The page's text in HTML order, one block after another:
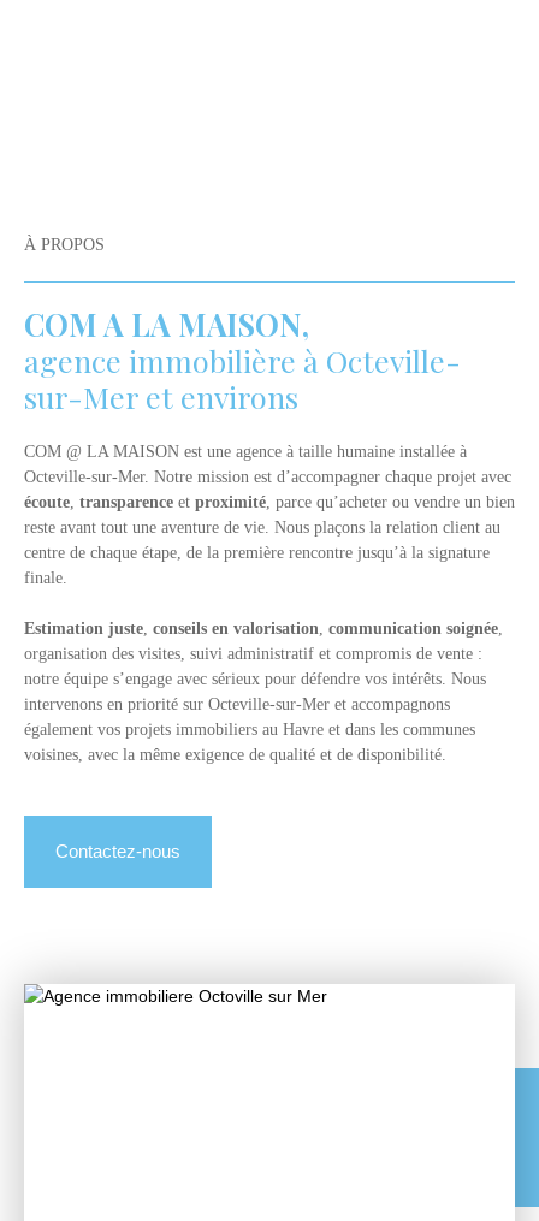
À PROPOS
COM A LA MAISON,
agence immobilière à Octeville-
sur-Mer et environs
COM @ LA MAISON est une agence à taille humaine installée à
Octeville-sur-Mer. Notre mission est d’accompagner chaque projet avec
écoute transparence et proximité , parce qu’acheter ou vendre un bien
reste avant tout une aventure de vie. Nous plaçons la relation client au
centre de chaque étape, de la première rencontre jusqu’à la signature
finale.
Estimation juste conseils en valorisation communication soignée
organisation des visites, suivi administratif et compromis de vente :
notre équipe s’engage avec sérieux pour défendre vos intérêts. Nous
intervenons en priorité sur Octeville-sur-Mer et accompagnons
également vos projets immobiliers au Havre et dans les communes
voisines, avec la même exigence de qualité et de disponibilité.
Contactez-nous